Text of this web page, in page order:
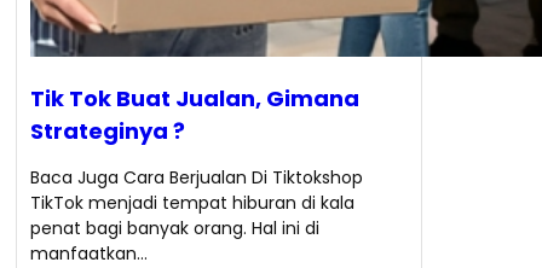
Tik Tok Buat Jualan, Gimana
Strateginya ?
Baca Juga Cara Berjualan Di Tiktokshop
TikTok menjadi tempat hiburan di kala
penat bagi banyak orang. Hal ini di
manfaatkan…